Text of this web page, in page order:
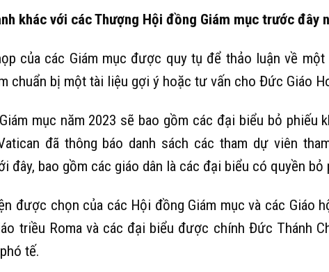
khác với các Thượng Hội đồng Giám mục trước đây
của các Giám mục được quy tụ để thảo luận về
chuẩn bị một tài liệu gợi ý hoặc tư vấn cho Đức Giáo
mục năm 2023 sẽ bao gồm các đại biểu bỏ phiếu
đã thông báo danh sách các tham dự viên
đây, bao gồm các giáo dân là các đại biểu có quyền bỏ
được chọn của các Hội đồng Giám mục và các Giáo
triều Roma và các đại biểu được chính Đức Thánh
tế.